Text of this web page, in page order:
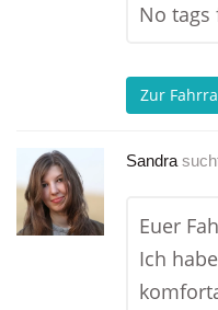
No
Zur
Sandra
Euer
Ich